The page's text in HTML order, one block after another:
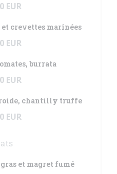
EUR
crevettes marinées
EUR
burrata
EUR
chantilly truffe
EUR
et magret fumé